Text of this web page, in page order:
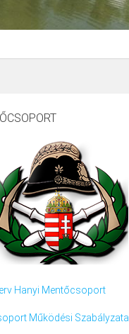
Hanyi Mentőcsoport
Működési Szabályzata